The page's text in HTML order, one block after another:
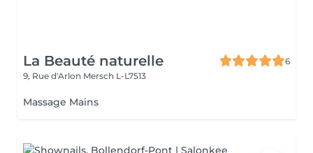
La Beauté naturelle
6
9, Rue d'Arlon Mersch L-L7513
Massage Mains